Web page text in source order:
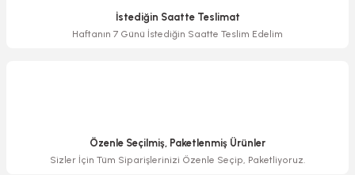
İstediğin Saatte Teslimat
Haftanın 7 Günü İstediğin Saatte Teslim Edelim
Özenle Seçilmiş, Paketlenmiş Ürünler
Sizler İçin Tüm Siparişlerinizi Özenle Seçip, Paketliyoruz.